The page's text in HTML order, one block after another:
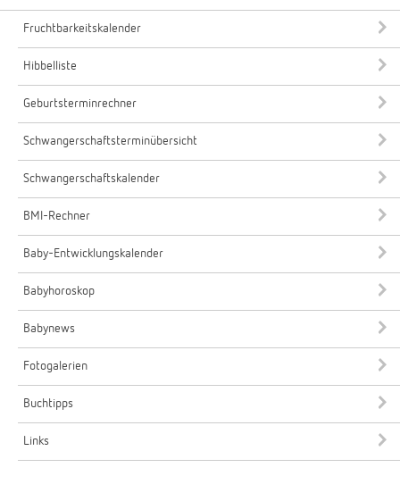
Fruchtbarkeitskalender
Hibbelliste
Geburtsterminrechner
Schwangerschaftsterminübersicht
Schwangerschaftskalender
BMI-Rechner
Baby-Entwicklungskalender
Babyhoroskop
Babynews
Fotogalerien
Buchtipps
Links